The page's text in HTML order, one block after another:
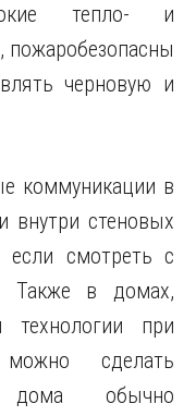
тепло- и
пожаробезопасны
черновую и
коммуникации в
внутри стеновых
если смотреть с
Также в домах,
технологии при
сделать
дома обычно